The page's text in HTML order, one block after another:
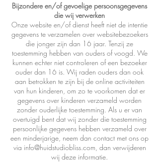
Bijzondere en/of gevoelige persoonsgegevens
die wij verwerken
Onze website en/of dienst heeft niet de intentie
gegevens te verzamelen over websitebezoekers
die jonger zijn dan 16 jaar. Tenzij ze
toestemming hebben van ouders of voogd. We
kunnen echter niet controleren of een bezoeker
ouder dan 16 is. Wij raden ouders dan ook
aan betrokken te zijn bij de online activiteiten
van hun kinderen, om zo te voorkomen dat er
gegevens over kinderen verzameld worden
zonder ouderlijke toestemming. Als u er van
overtuigd bent dat wij zonder die toestemming
persoonlijke gegevens hebben verzameld over
een minderjarige, neem dan contact met ons op
via info@huidstudiobliss.com, dan verwijderen
wij deze informatie.